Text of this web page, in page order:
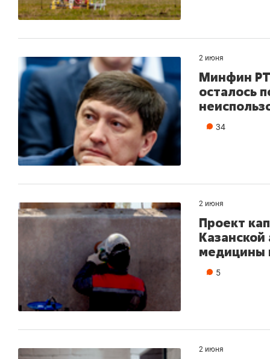
2 июня
Минфин
осталось
34
2 июня
Проект
медицины
5
2 июня